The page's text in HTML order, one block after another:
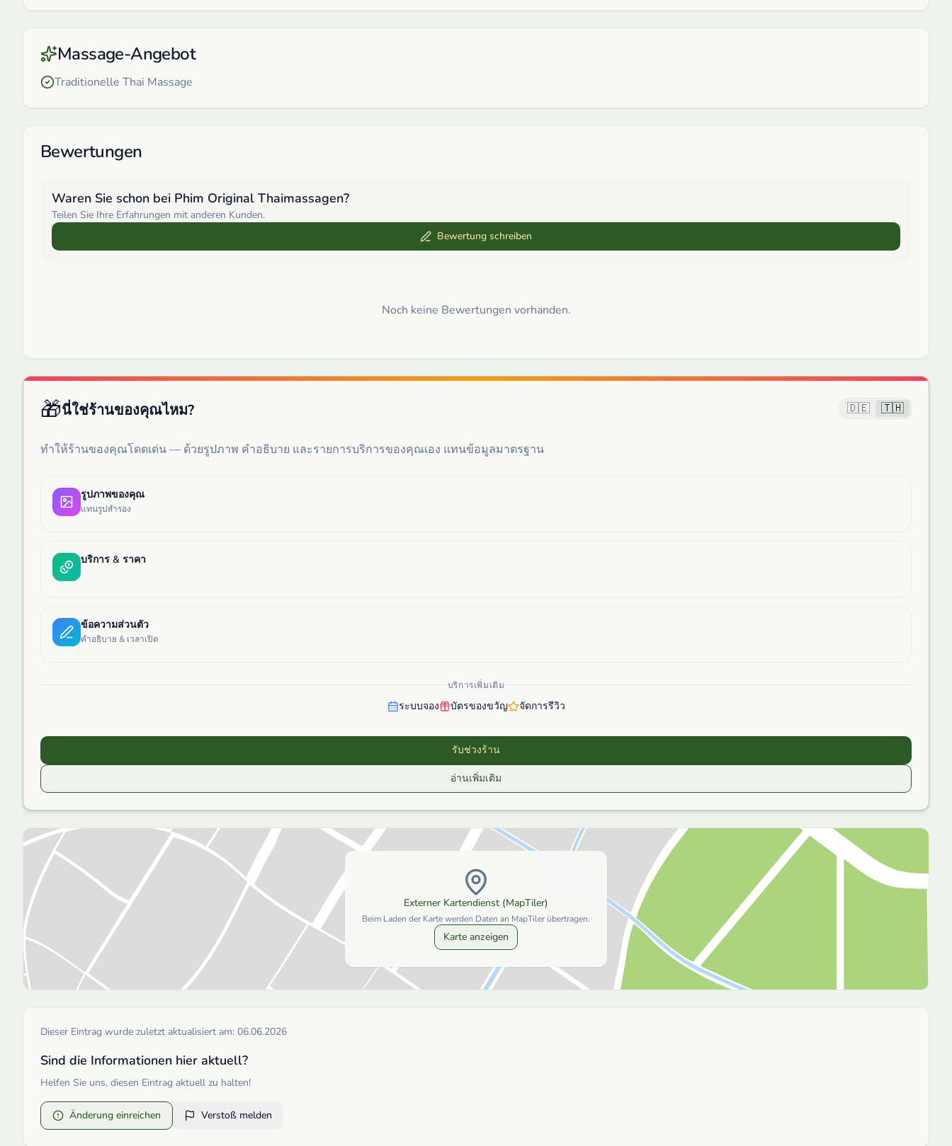
Massage-Angebot
Traditionelle Thai Massage
Bewertungen
Waren Sie schon bei Phim Original Thaimassagen?
Teilen Sie Ihre Erfahrungen mit anderen Kunden.
Bewertung schreiben
Noch keine Bewertungen vorhanden.
🎁นี่ใช่ร้านของคุณไหม? 🇩🇪 🇹🇭
ทำให้ร้านของคุณโดดเด่น — ด้วยรูปภาพ คำอธิบาย และรายการบริการของคุณเอง แทนข้อมูลมาตรฐาน
รูปภาพของคุณ
แทนรูปสำรอง
บริการ & ราคา
ข้อความส่วนตัว
คำอธิบาย & เวลาเปิด
บริการเพิ่มเติม
ระบบจอง บัตรของขวัญ จัดการรีวิว
รับช่วงร้าน
อ่านเพิ่มเติม
Externer Kartendienst (MapTiler)
Beim Laden der Karte werden Daten an MapTiler übertragen.
Karte anzeigen
Dieser Eintrag wurde zuletzt aktualisiert am: 06.06.2026
Sind die Informationen hier aktuell?
Helfen Sie uns, diesen Eintrag aktuell zu halten!
Änderung einreichen Verstoß melden